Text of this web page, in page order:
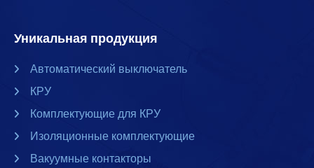
Уникальная продукция
Автоматический выключатель
КРУ
Комплектующие для КРУ
Изоляционные комплектующие
Вакуумные контакторы